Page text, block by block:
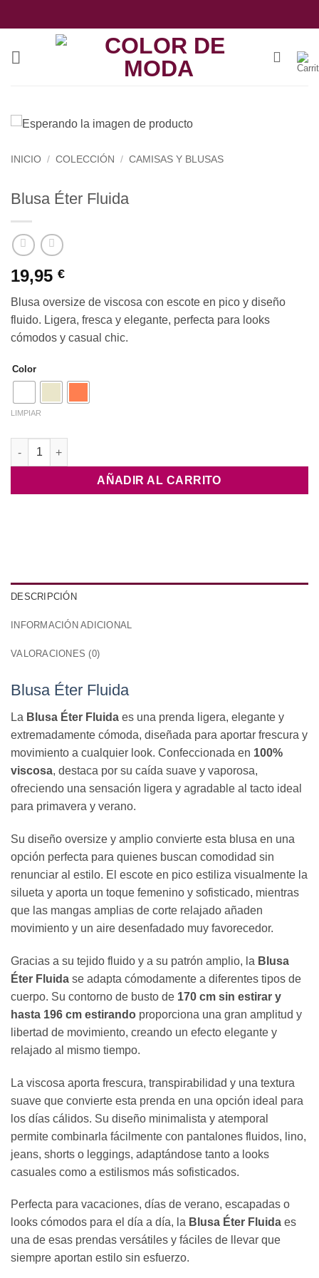
al
INICIO / COLECCIÓN / CAMISAS Y BLUSAS
Blusa Éter Fluida
19,95 €
Blusa oversize de viscosa con escote en pico y diseño
fluido. Ligera, fresca y elegante, perfecta para looks
cómodos y casual chic.
Color
LIMPIAR
Blusa Éter Fluida cantidad
AÑADIR AL CARRITO
DESCRIPCIÓN
INFORMACIÓN ADICIONAL
VALORACIONES (0)
Blusa Éter Fluida
La Blusa Éter Fluida es una prenda ligera, elegante y
extremadamente cómoda, diseñada para aportar frescura y
movimiento a cualquier look. Confeccionada en 100%
viscosa, destaca por su caída suave y vaporosa,
ofreciendo una sensación ligera y agradable al tacto ideal
para primavera y verano.
Su diseño oversize y amplio convierte esta blusa en una
opción perfecta para quienes buscan comodidad sin
renunciar al estilo. El escote en pico estiliza visualmente la
silueta y aporta un toque femenino y sofisticado, mientras
que las mangas amplias de corte relajado añaden
movimiento y un aire desenfadado muy favorecedor.
Gracias a su tejido fluido y a su patrón amplio, la Blusa
Éter Fluida se adapta cómodamente a diferentes tipos de
cuerpo. Su contorno de busto de 170 cm sin estirar y
hasta 196 cm estirando proporciona una gran amplitud y
libertad de movimiento, creando un efecto elegante y
relajado al mismo tiempo.
La viscosa aporta frescura, transpirabilidad y una textura
suave que convierte esta prenda en una opción ideal para
los días cálidos. Su diseño minimalista y atemporal
permite combinarla fácilmente con pantalones fluidos, lino,
jeans, shorts o leggings, adaptándose tanto a looks
casuales como a estilismos más sofisticados.
Perfecta para vacaciones, días de verano, escapadas o
looks cómodos para el día a día, la Blusa Éter Fluida es
una de esas prendas versátiles y fáciles de llevar que
siempre aportan estilo sin esfuerzo.